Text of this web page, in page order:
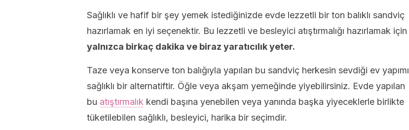
Sağlıklı ve hafif bir şey yemek istediğinizde evde lezzetli bir ton balıklı sandviç
hazırlamak en iyi seçenektir. Bu lezzetli ve besleyici atıştırmalığı hazırlamak için
yalnızca birkaç dakika ve biraz yaratıcılık yeter.
Taze veya konserve ton balığıyla yapılan bu sandviç herkesin sevdiği ev yapımı
sağlıklı bir alternatiftir. Öğle veya akşam yemeğinde yiyebilirsiniz. Evde yapılan
bu atıştırmalık kendi başına yenebilen veya yanında başka yiyeceklerle birlikte
tüketilebilen sağlıklı, besleyici, harika bir seçimdir.